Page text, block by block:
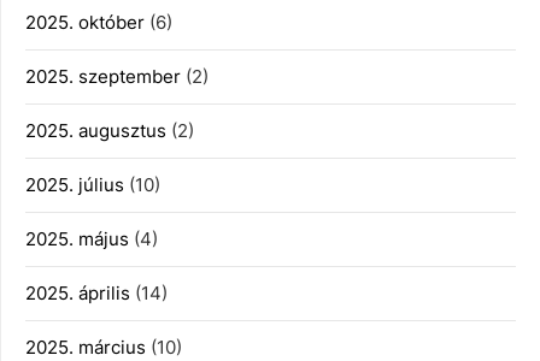
2025. október (6)
2025. szeptember (2)
2025. augusztus (2)
2025. július (10)
2025. május (4)
2025. április (14)
2025. március (10)